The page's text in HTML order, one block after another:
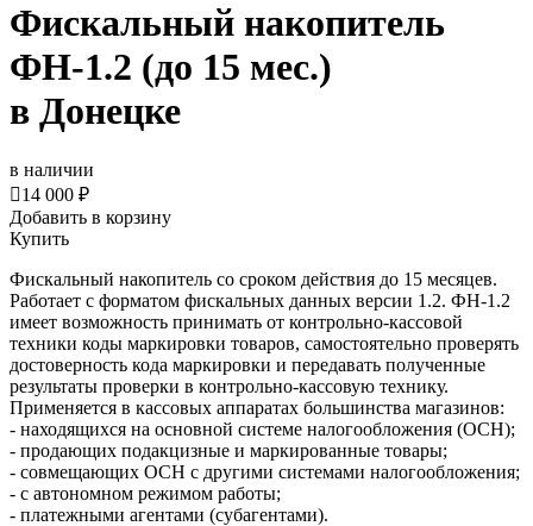
Фискальный накопитель
ФН-1.2 (до 15 мес.)
в Донецке
в наличии
14 000 ₽
Добавить в корзину
Купить
Фискальный накопитель cо сроком действия до 15 месяцев.
Работает с форматом фискальных данных версии 1.2. ФН-1.2
имеет возможность принимать от контрольно-кассовой
техники коды маркировки товаров, самостоятельно проверять
достоверность кода маркировки и передавать полученные
результаты проверки в контрольно-кассовую технику.
Применяется в кассовых аппаратах большинства магазинов:
- находящихся на основной системе налогообложения (ОСН);
- продающих подакцизные и маркированные товары;
- совмещающих ОСН с другими системами налогообложения;
- с автономном режимом работы;
- платежными агентами (субагентами).